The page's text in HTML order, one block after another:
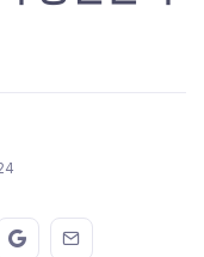
on FaceBook
this on Twitter
Share this on GMail
Share this on